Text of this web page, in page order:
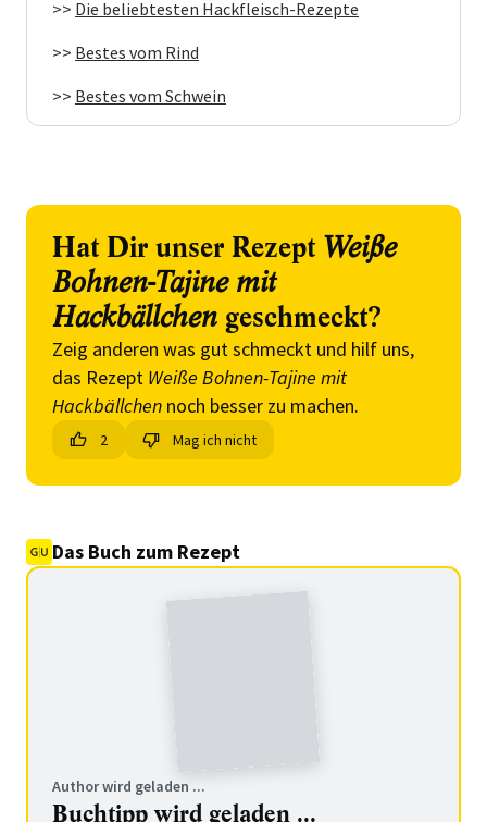
>> Die beliebtesten Hackfleisch-Rezepte
>> Bestes vom Rind
>> Bestes vom Schwein
Hat Dir unser Rezept Weiße
Bohnen-Tajine mit
Hackbällchen geschmeckt?
Zeig anderen was gut schmeckt und hilf uns,
das Rezept Weiße Bohnen-Tajine mit
Hackbällchen noch besser zu machen.
2 Mag ich nicht
Das Buch zum Rezept
Author wird geladen ...
Buchtipp wird geladen ...